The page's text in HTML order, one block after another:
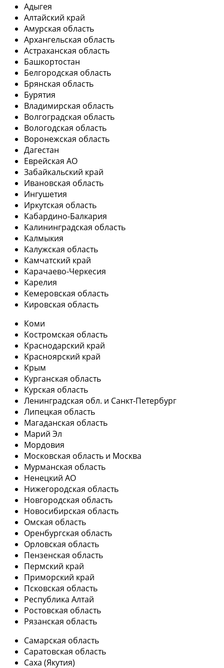
Адыгея
Алтайский край
Амурская область
Архангельская область
Астраханская область
Башкортостан
Белгородская область
Брянская область
Бурятия
Владимирская область
Волгоградская область
Вологодская область
Воронежская область
Дагестан
Еврейская АО
Забайкальский край
Ивановская область
Ингушетия
Иркутская область
Кабардино-Балкария
Калининградская область
Калмыкия
Калужская область
Камчатский край
Карачаево-Черкесия
Карелия
Кемеровская область
Кировская область
Коми
Костромская область
Краснодарский край
Красноярский край
Крым
Курганская область
Курская область
Ленинградская обл. и Санкт-Петербург
Липецкая область
Магаданская область
Марий Эл
Мордовия
Московская область и Москва
Мурманская область
Ненецкий АО
Нижегородская область
Новгородская область
Новосибирская область
Омская область
Оренбургская область
Орловская область
Пензенская область
Пермский край
Приморский край
Псковская область
Республика Алтай
Ростовская область
Рязанская область
Самарская область
Саратовская область
Саха (Якутия)